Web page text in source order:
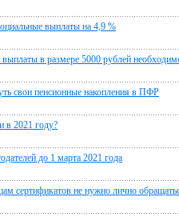
выплаты на 4,9 %
выплаты в размере 5000 рублей
свои пенсионные накопления в ПФР
в 2021 году?
до 1 марта 2021 года
сертификатов не нужно лично